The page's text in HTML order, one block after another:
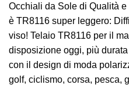
Occhiali da Sole di Qualità
è TR8116 super leggero:
viso! Telaio TR8116 per il
disposizione oggi, più
con il design di moda
golf, ciclismo, corsa, pesca,